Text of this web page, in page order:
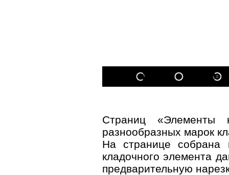
Страниц «Элементы
разнообразных марок
На странице собрана
кладочного элемента
предварительную